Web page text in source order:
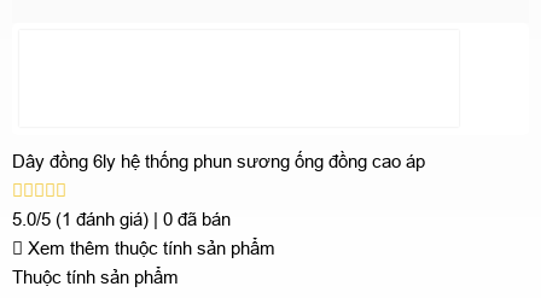
Dây đồng 6ly hệ thống phun sương ống đồng cao áp
5.0/5 (1 đánh giá) | 0 đã bán
Xem thêm thuộc tính sản phẩm
Thuộc tính sản phẩm